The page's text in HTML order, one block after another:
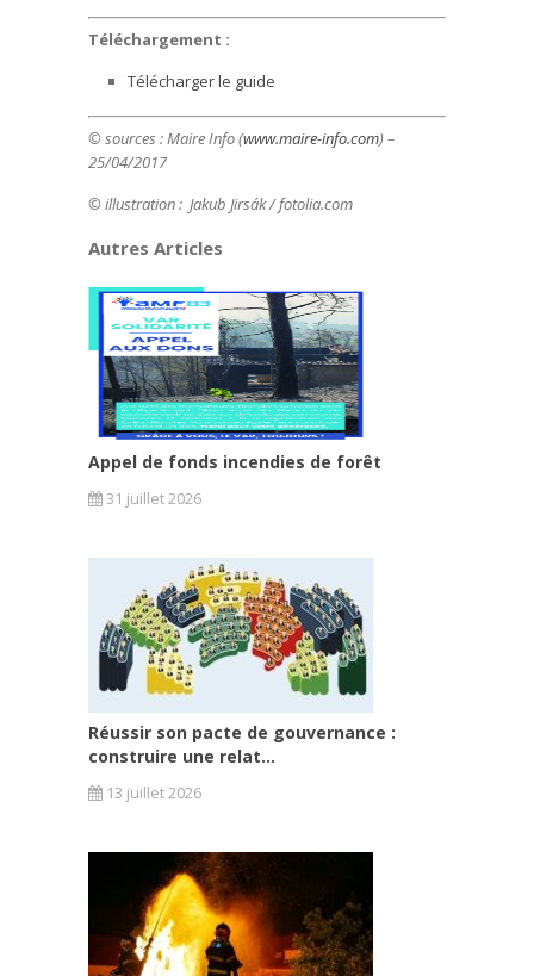
Téléchargement :
Télécharger le guide
© sources : Maire Info (www.maire-info.com) –
25/04/2017
© illustration : Jakub Jirsák / fotolia.com
Autres Articles
Appel de fonds incendies de forêt
31 juillet 2026
Réussir son pacte de gouvernance :
construire une relat...
13 juillet 2026